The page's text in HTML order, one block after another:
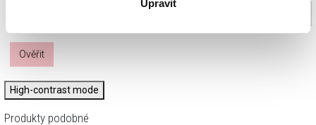
Upravit
Ověřit
High-contrast mode
Produkty podobné